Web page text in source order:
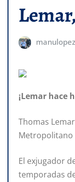
¡Lemar hace
Thomas
Metropolitano
El exjugador
temporadas